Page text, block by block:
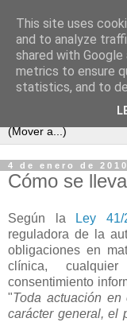
4 de enero de 2010
Cómo se
Según la Ley 41/
reguladora de la
obligaciones en
clínica,
consentimiento
"Toda actuación
carácter general, el
This site uses
and to analyze
shared with
metrics to ensure
statistics, and to